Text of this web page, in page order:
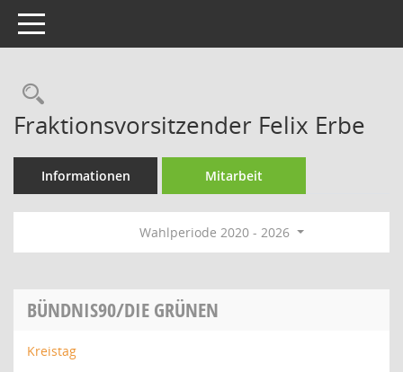
Toggle navigation
Rechercheauswahl
Fraktionsvorsitzender Felix Erbe
Informationen Mitarbeit
Wahlperiode 2020 - 2026
BÜNDNIS90/DIE GRÜNEN
Kreistag